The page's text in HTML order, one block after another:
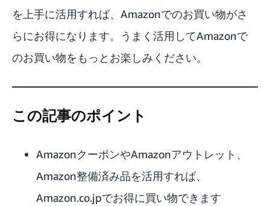
を上手に活用すれば、Amazonでのお買い物がさ
らにお得になります。うまく活用してAmazonで
のお買い物をもっとお楽しみください。
この記事のポイント
AmazonクーポンやAmazonアウトレット、
Amazon整備済み品を活用すれば、
Amazon.co.jpでお得に買い物できます